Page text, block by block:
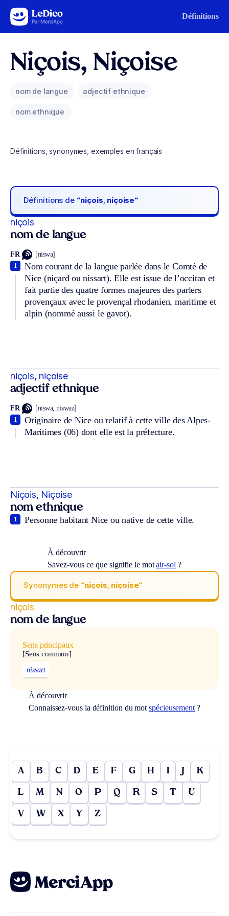
Aller au contenu Définitions
Niçois, Niçoise
nom de langue adjectif ethnique
nom ethnique
Définitions, synonymes, exemples en français
Définitions de “niçois, niçoise“
niçois
nom de langue
FR [niswa]
Nom courant de la langue parlée dans le Comté de
Nice (niçard ou nissart). Elle est issue de l’occitan et
fait partie des quatre formes majeures des parlers
provençaux avec le provençal rhodanien, maritime et
alpin (nommé aussi le gavot).
1
niçois, niçoise
adjectif ethnique
FR [niswa, niswaz]
Originaire de Nice ou relatif à cette ville des Alpes-
Maritimes (06) dont elle est la préfecture.
1
Niçois, Niçoise
nom ethnique
Personne habitant Nice ou native de cette ville.
1
À découvrir
Savez-vous ce que signifie le motair-sol ?
Synonymes de “niçois, niçoise“
niçois
nom de langue
Sens principaux
[Sens commun]
nissart
À découvrir
Connaissez-vous la définition du motspécieusement ?
A B C D E F G H I J K
L M N O P Q R S T U
V W X Y Z